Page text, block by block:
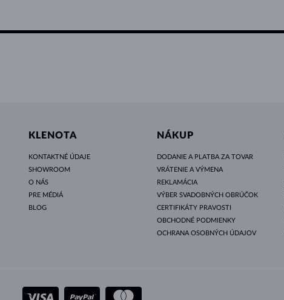
KLENOTA
KONTAKTNÉ ÚDAJE
SHOWROOM
O NÁS
PRE MÉDIÁ
BLOG
NÁKUP
DODANIE A PLATBA ZA TOVAR
VRÁTENIE A VÝMENA
REKLAMÁCIA
VÝBER SVADOBNÝCH OBRÚČOK
CERTIFIKÁTY PRAVOSTI
OBCHODNÉ PODMIENKY
OCHRANA OSOBNÝCH ÚDAJOV